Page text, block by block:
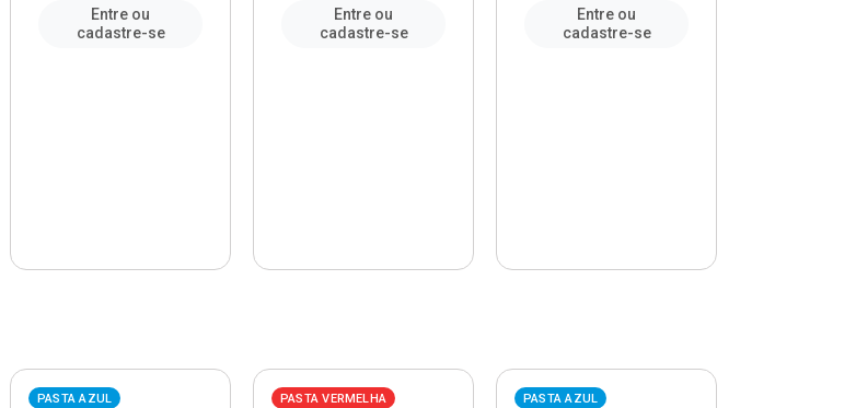
Entre ou
cadastre-se
Entre ou
cadastre-se
Entre ou
cadastre-se
PASTA AZUL PASTA VERMELHA PASTA AZUL